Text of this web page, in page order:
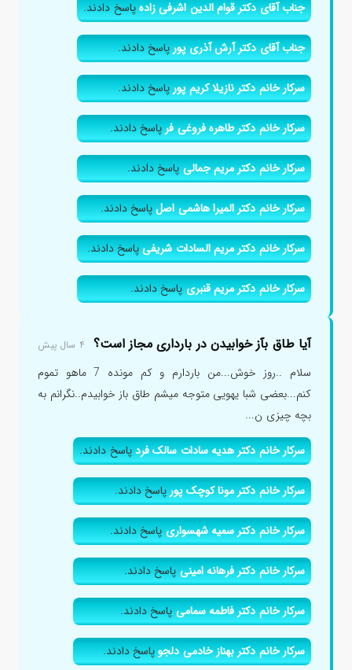
جناب آقای دکتر قوام الدین اشرفی زادهپاسخ دادند.
جناب آقای دکتر آرش آذری پورپاسخ دادند.
سرکار خانم دکتر نازیلا کریم پورپاسخ دادند.
سرکار خانم دکتر طاهره فروغی فرپاسخ دادند.
سرکار خانم دکتر مریم جمالیپاسخ دادند.
سرکار خانم دکتر المیرا هاشمی اصلپاسخ دادند.
سرکار خانم دکتر مریم السادات شریفیپاسخ دادند.
سرکار خانم دکتر مریم قنبریپاسخ دادند.
آیا طاق بآز خوابیدن در بارداری مجاز است؟ ۴ سال پیش
سلام ..روز خوش...من باردارم و کم مونده 7 ماهو تموم
کنم...بعضی شبا یهویی متوجه میشم طاق باز خوابیدم..نگرانم به
بچه چیزی ن...
سرکار خانم دکتر هدیه سادات سالک فردپاسخ دادند.
سرکار خانم دکتر مونا کوچک پورپاسخ دادند.
سرکار خانم دکتر سمیه شهسواریپاسخ دادند.
سرکار خانم دکتر فرهانه امینیپاسخ دادند.
سرکار خانم دکتر فاطمه سمامیپاسخ دادند.
سرکار خانم دکتر بهناز خادمی دلجوپاسخ دادند.